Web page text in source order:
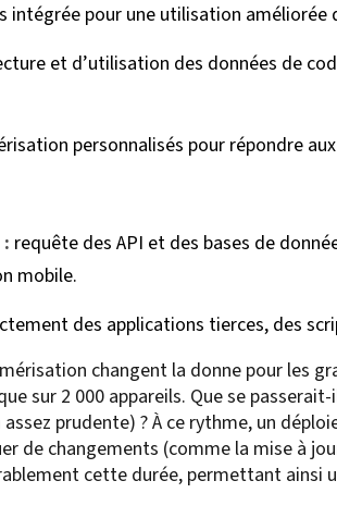
intégrée pour une utilisation améliorée
et d’utilisation des données de
personnalisés pour répondre
requête des API et des bases de
mobile.
des applications tierces, des
changent la donne pour les
sur 2 000 appareils. Que se
prudente) ? À ce rythme, un
de changements (comme la mise à
cette durée, permettant ainsi